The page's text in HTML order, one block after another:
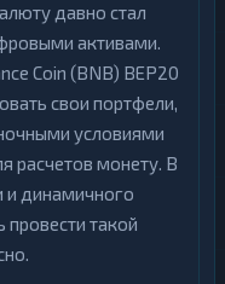
давно стал
активами.
Coin (BNB) BEP20
свои портфели,
условиями
расчетов монету. В
и динамичного
такой